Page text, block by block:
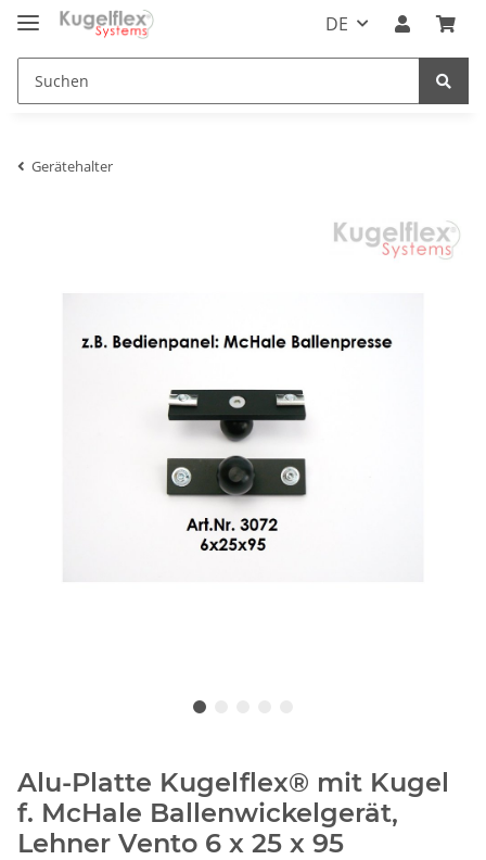
DE
Gerätehalter
Alu-Platte Kugelflex® mit Kugel
f. McHale Ballenwickelgerät,
Lehner Vento 6 x 25 x 95